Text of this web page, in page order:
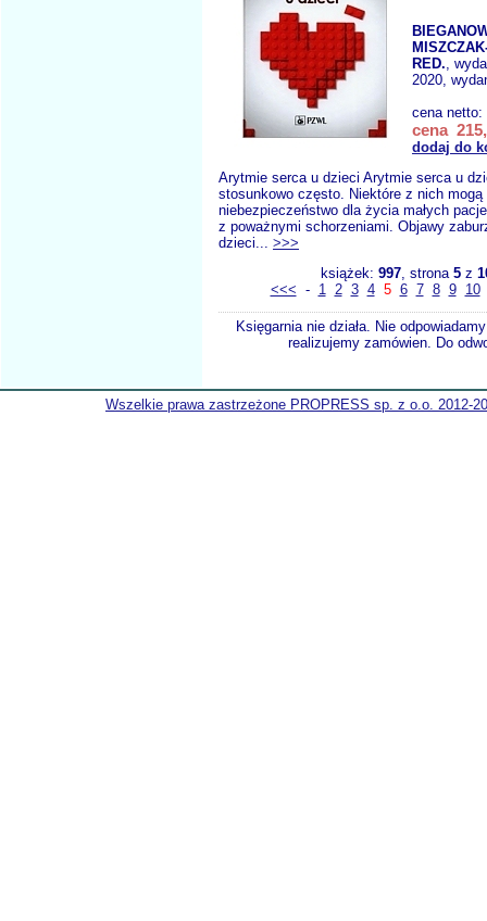
RED.,
2020,
cena netto:
cena
dodaj do
Arytmie serca u dzieci Arytmie serca u
stosunkowo często. Niektóre z nich mogą
niebezpieczeństwo dla życia małych
z poważnymi schorzeniami. Objawy
dzieci... >>>
książek: 997, strona 5 z
<<< - 1 2 3 4 5 6 7 8 9 10
Księgarnia nie działa. Nie
realizujemy zamówien. Do
Wszelkie prawa zastrzeżone PROPRESS sp. z o.o. 2012-